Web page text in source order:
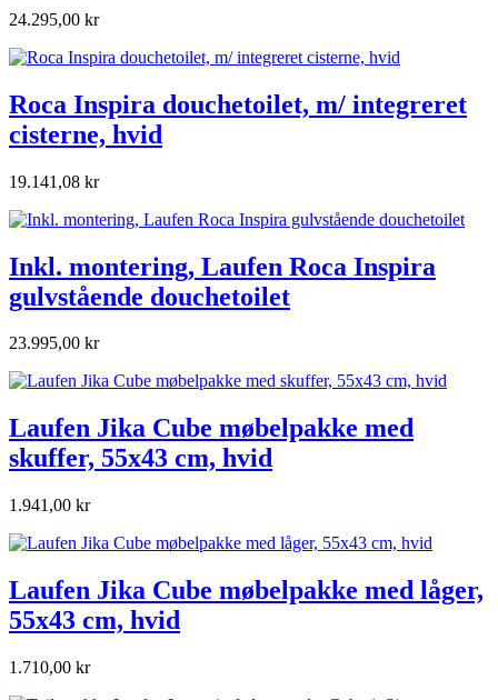
24.295,00 kr
Roca Inspira douchetoilet, m/ integreret
cisterne, hvid
19.141,08 kr
Inkl. montering, Laufen Roca Inspira
gulvstående douchetoilet
23.995,00 kr
Laufen Jika Cube møbelpakke med
skuffer, 55x43 cm, hvid
1.941,00 kr
Laufen Jika Cube møbelpakke med låger,
55x43 cm, hvid
1.710,00 kr